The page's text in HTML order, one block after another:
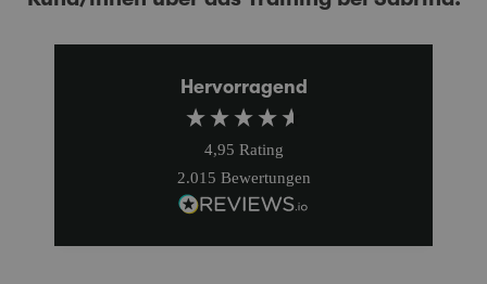
Hervorragend
4,95 Rating
2.015 Bewertungen